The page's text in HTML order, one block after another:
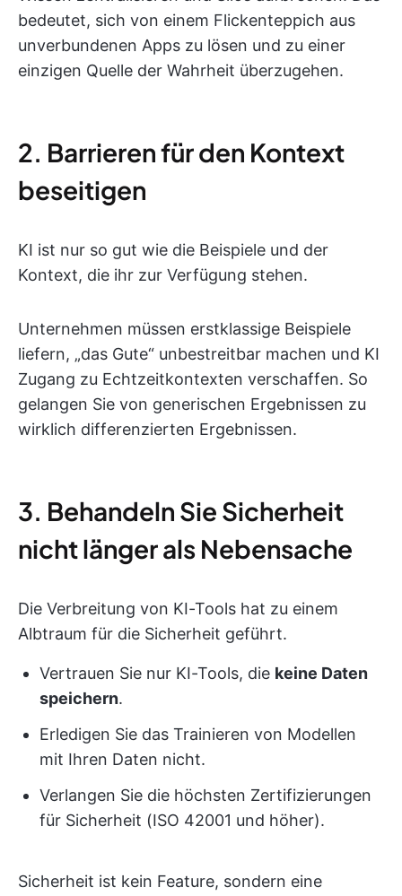
bedeutet, sich von einem Flickenteppich aus
unverbundenen Apps zu lösen und zu einer
einzigen Quelle der Wahrheit überzugehen.
2. Barrieren für den Kontext
beseitigen
KI ist nur so gut wie die Beispiele und der
Kontext, die ihr zur Verfügung stehen.
Unternehmen müssen erstklassige Beispiele
liefern, „das Gute“ unbestreitbar machen und KI
Zugang zu Echtzeitkontexten verschaffen. So
gelangen Sie von generischen Ergebnissen zu
wirklich differenzierten Ergebnissen.
3. Behandeln Sie Sicherheit
nicht länger als Nebensache
Die Verbreitung von KI-Tools hat zu einem
Albtraum für die Sicherheit geführt.
Vertrauen Sie nur KI-Tools, die keine Daten
speichern.
Erledigen Sie das Trainieren von Modellen
mit Ihren Daten nicht.
Verlangen Sie die höchsten Zertifizierungen
für Sicherheit (ISO 42001 und höher).
Sicherheit ist kein Feature, sondern eine